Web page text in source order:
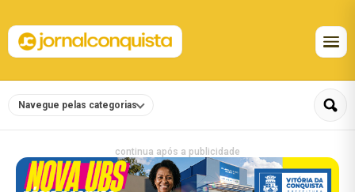
Navegue pelas categorias
continua após a publicidade